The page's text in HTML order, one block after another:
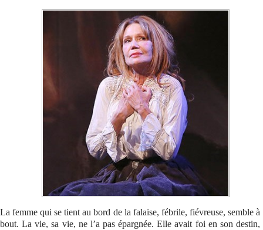
Se connecter
La femme qui se tient au bord de la falaise, fébrile, fiévreuse, semble à
bout. La vie, sa vie, ne l’a pas épargnée. Elle avait foi en son destin,